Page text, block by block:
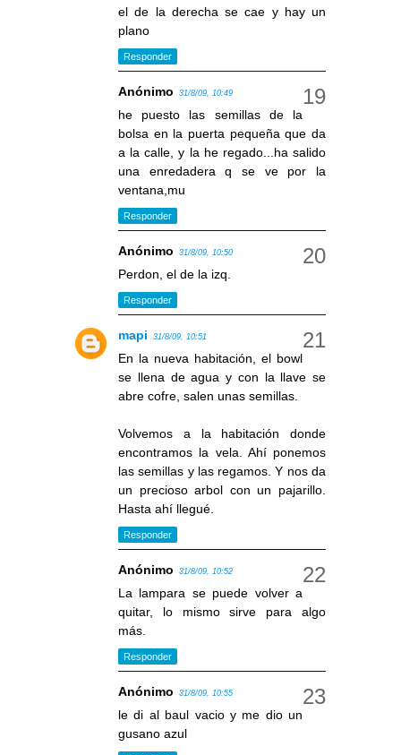
el de la derecha se cae y hay un
plano
Responder
Anónimo 31/8/09, 10:49
he puesto las semillas de la
bolsa en la puerta pequeña que da
a la calle, y la he regado...ha salido
una enredadera q se ve por la
ventana,mu
Responder
Anónimo 31/8/09, 10:50
Perdon, el de la izq.
Responder
mapi 31/8/09, 10:51
En la nueva habitación, el bowl
se llena de agua y con la llave se
abre cofre, salen unas semillas.
Volvemos a la habitación donde
encontramos la vela. Ahí ponemos
las semillas y las regamos. Y nos da
un precioso arbol con un pajarillo.
Hasta ahí llegué.
Responder
Anónimo 31/8/09, 10:52
La lampara se puede volver a
quitar, lo mismo sirve para algo
más.
Responder
Anónimo 31/8/09, 10:55
le di al baul vacio y me dio un
gusano azul